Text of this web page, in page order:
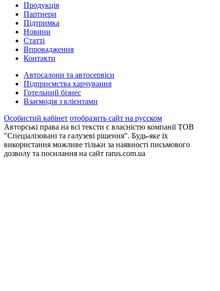
Продукцiя
Партнери
Пiдтримка
Новини
Статті
Впровадження
Контакти
Автосалони та автосервіси
Підприємства харчування
Готельний бізнес
Взаємодія з клієнтами
Особистий кабінет отобразить сайт на русском
Авторські права на всі тексти є власністю компанії ТОВ
"Спеціалізовані та галузеві рішення". Будь-яке їх
використання можливе тільки за наявності письмового
дозволу та посилання на сайт rarus.com.ua